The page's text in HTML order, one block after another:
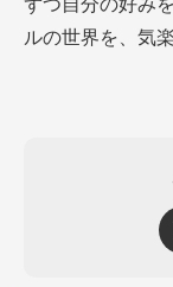
ずつ自分の好み
ルの世界を、気